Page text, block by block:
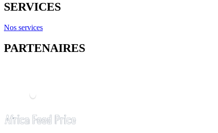
SERVICES
Nos services
PARTENAIRES